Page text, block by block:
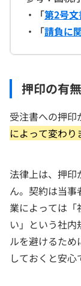
・「第2号
・「請負に
押印の有
受注書への押印
によって変わり
法律上は、押印
ん。契約は当
業によっては
い」という社
ルを避けるた
しておくと安心